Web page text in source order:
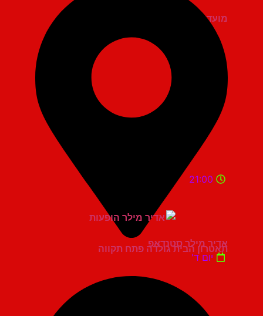
מועדון הגריי יהוד
תאטרון הבית גולדה פתח תקווה
21:00
אדיר מילר סטנדאפ
יום ד'